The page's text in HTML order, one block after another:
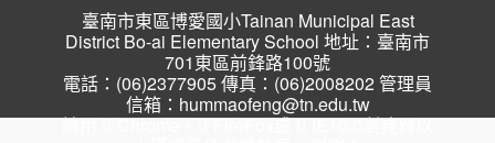
臺南市東區博愛國小Tainan Municipal East
District Bo-ai Elementary School 地址：臺南市
701東區前鋒路100號
電話：(06)2377905 傳真：(06)2008202 管理員
信箱：hummaofeng@tn.edu.tw
請用 Chrome、 FireFox或 IE10.0瀏覽器以